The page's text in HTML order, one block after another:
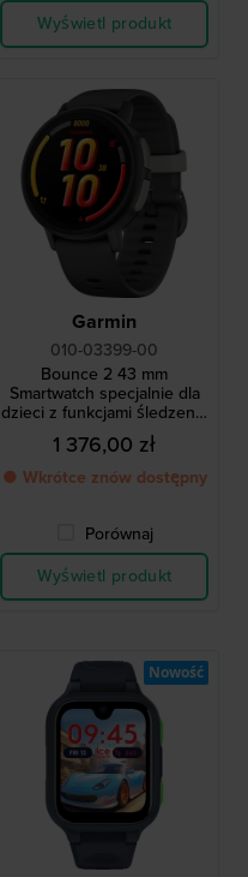
Wyświetl produkt
Garmin
010-03399-00
Bounce 2 43 mm
Smartwatch specjalnie dla
dzieci z funkcjami śledzenia
i monitorowania dla
rodziców
1 376,00 zł
● Wkrótce znów dostępny
Porównaj
Wyświetl produkt
Nowość